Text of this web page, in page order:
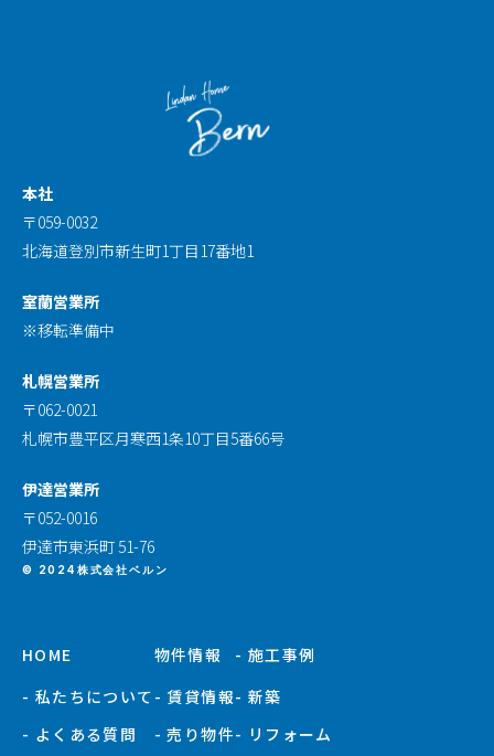
本社
〒059-0032
北海道登別市新生町1丁目17番地1
室蘭営業所
※移転準備中
札幌営業所
〒062-0021
札幌市豊平区月寒西1条10丁目5番66号
伊達営業所
〒052-0016
伊達市東浜町 51-76
© 2024株式会社ベルン
HOME
- 私たちについて
- よくある質問
物件情報
- 賃貸情報
- 売り物件
- 施工事例
- 新築
- リフォーム